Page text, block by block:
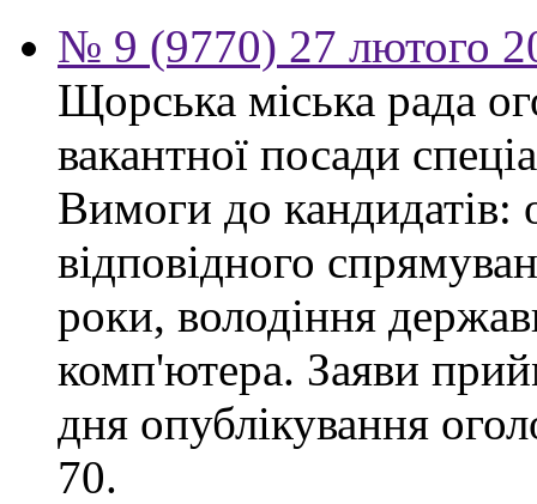
№ 9 (9770) 27 лютого
Щорська міська рада
вакантної посади
Вимоги до кандидатів:
відповідного
роки, володіння
комп'ютера. Заяви
дня опублікування
70.